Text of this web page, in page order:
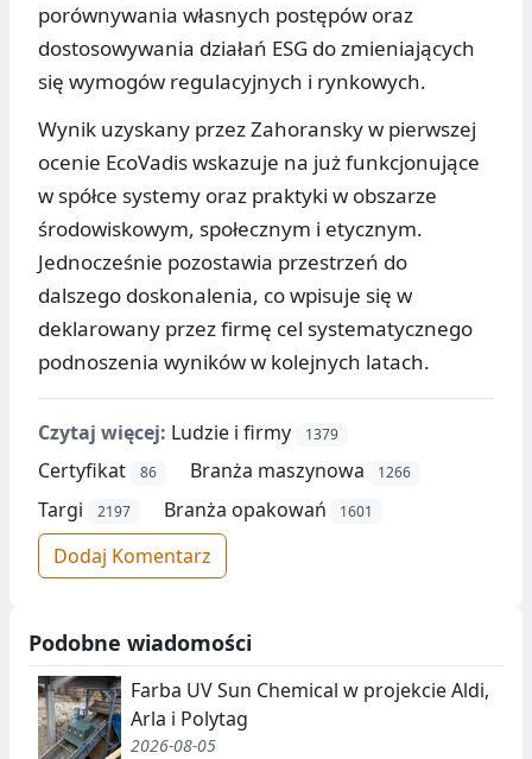
porównywania własnych postępów oraz
dostosowywania działań ESG do zmieniających
się wymogów regulacyjnych i rynkowych.
Wynik uzyskany przez Zahoransky w pierwszej
ocenie EcoVadis wskazuje na już funkcjonujące
w spółce systemy oraz praktyki w obszarze
środowiskowym, społecznym i etycznym.
Jednocześnie pozostawia przestrzeń do
dalszego doskonalenia, co wpisuje się w
deklarowany przez firmę cel systematycznego
podnoszenia wyników w kolejnych latach.
Czytaj więcej: Ludzie i firmy 1379
Certyfikat 86 Branża maszynowa 1266
Targi 2197 Branża opakowań 1601
Dodaj Komentarz
Podobne wiadomości
Farba UV Sun Chemical w projekcie Aldi,
Arla i Polytag
2026-08-05